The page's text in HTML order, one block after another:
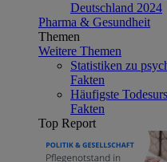
Deutschland 2024
Pharma & Gesundheit
Themen
Weitere Themen
Statistiken zu
Fakten
Häufigste
Fakten
Top Report